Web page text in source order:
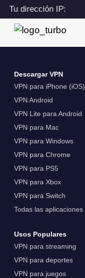
Tu dirección IP:
216.73.216.238
Descargar VPN
VPN para iPhone (iOS)
VPN Android
VPN Lite para Android
VPN para Mac
VPN para Windows
VPN para Chrome
VPN para PS5
VPN para Xbox
VPN para Switch
Todas las aplicaciones
Usos Populares
VPN para streaming
VPN para deportes
VPN para juegos